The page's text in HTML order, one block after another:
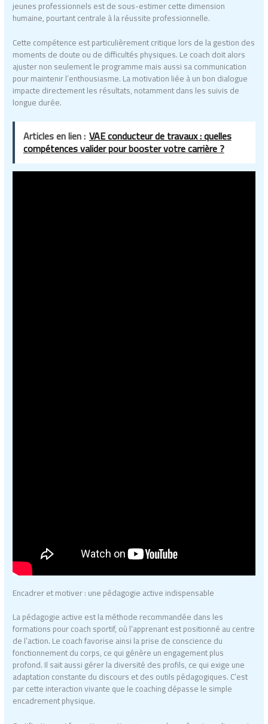
jeunes professionnels est de sous-estimer cette dimension
humaine, pourtant centrale à la réussite professionnelle.
Cette compétence est particulièrement critique lors de la gestion des
moments de doute ou de difficultés physiques. Le coach doit alors
ajuster non seulement le programme mais aussi sa communication
pour maintenir l’enthousiasme. La motivation liée à un bon dialogue
impacte directement les résultats, notamment dans les suivis de
longue durée.
Articles en lien : VAE conducteur de travaux : quelles
compétences valider pour booster votre carrière ?
Encadrer et motiver : une pédagogie active indispensable
La pédagogie active est la méthode recommandée dans les
formations pour coach sportif, où l’apprenant est positionné au centre
de l’action. Le coach favorise ainsi la prise de conscience du
fonctionnement du corps, ce qui génère un engagement plus
profond. Il sait aussi gérer la diversité des profils, ce qui exige une
adaptation constante du discours et des outils pédagogiques. C’est
par cette interaction vivante que le coaching dépasse le simple
encadrement physique.